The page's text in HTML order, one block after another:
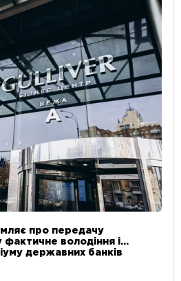
про передачу
володіння і
державних банків